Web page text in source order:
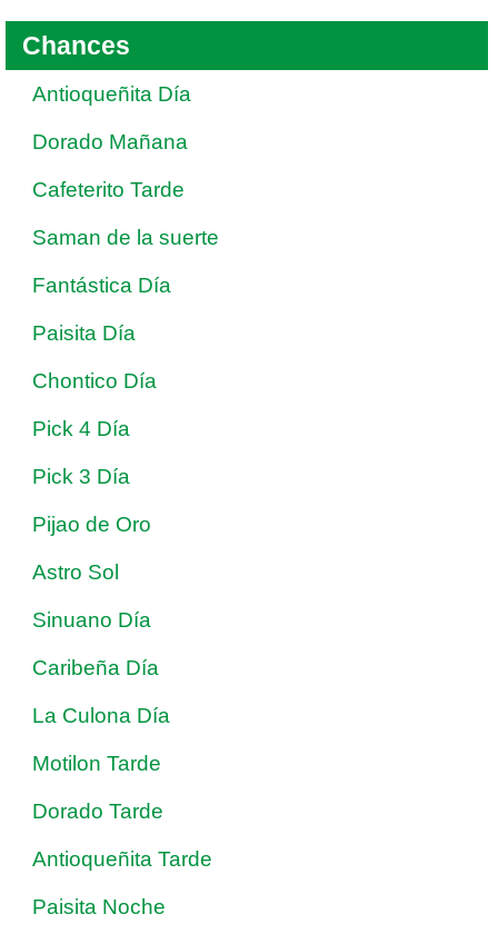
Chances
Antioqueñita Día
Dorado Mañana
Cafeterito Tarde
Saman de la suerte
Fantástica Día
Paisita Día
Chontico Día
Pick 4 Día
Pick 3 Día
Pijao de Oro
Astro Sol
Sinuano Día
Caribeña Día
La Culona Día
Motilon Tarde
Dorado Tarde
Antioqueñita Tarde
Paisita Noche